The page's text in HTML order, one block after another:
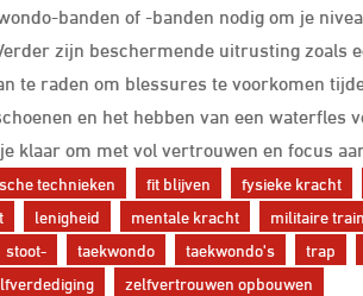
banden of -banden nodig om je
zijn beschermende uitrusting zoals
te raden om blessures te voorkomen
en het hebben van een waterfles
klaar om met vol vertrouwen en focus
technieken fit blijven fysieke kracht
lenigheid mentale kracht militaire
stoot- taekwondo taekwondo's trap
zelfvertrouwen opbouwen